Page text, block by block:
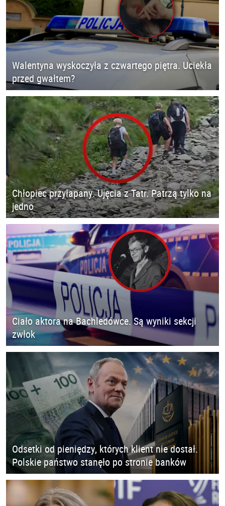
Walentyna wyskoczyła z czwartego piętra. Uciekła
przed gwałtem?
Chłopiec przyłapany. Ujęcia z Tatr. Patrzą tylko na
jedno
Ciało aktora na Bachledówce. Są wyniki sekcji
zwłok
Odsetki od pieniędzy, których klient nie dostał.
Polskie państwo stanęło po stronie banków